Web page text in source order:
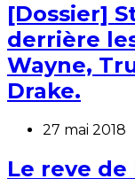
[Dossier]
derrière
Wayne,
Drake.
27 mai 2018
Le reve de